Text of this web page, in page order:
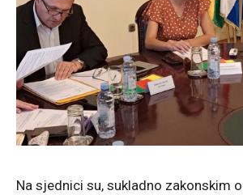
Na sjednici su, sukladno zakonskim